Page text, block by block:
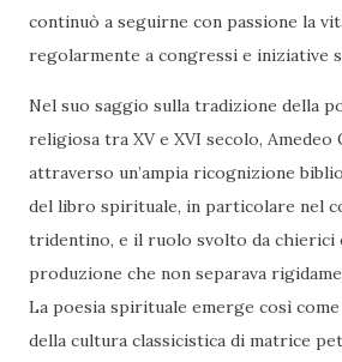
continuò a seguirne con passione la
regolarmente a congressi e iniziative
Nel suo saggio sulla tradizione della
religiosa tra XV e XVI secolo, Amedeo
attraverso un’ampia ricognizione
del libro spirituale, in particolare nel
tridentino, e il ruolo svolto da chierici
produzione che non separava
La poesia spirituale emerge così
della cultura classicistica di matrice